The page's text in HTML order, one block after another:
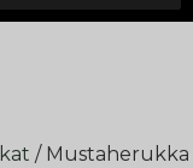
/ Mustaherukka